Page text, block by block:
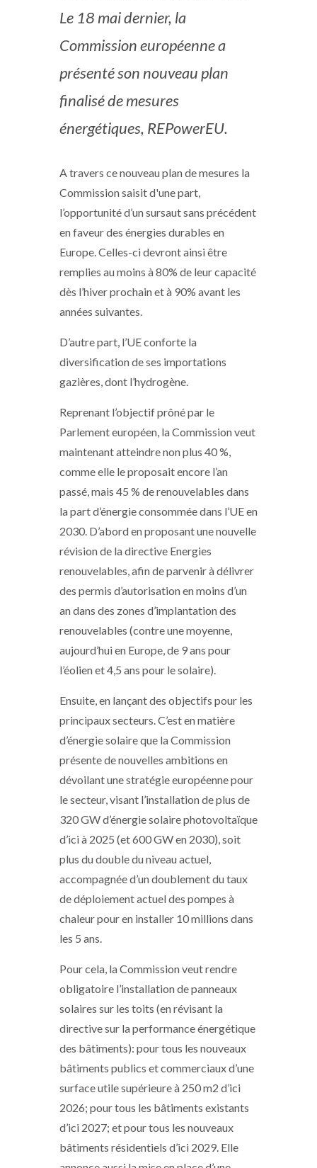
Le 18 mai dernier, la
Commission européenne a
présenté son nouveau plan
finalisé de mesures
énergétiques, REPowerEU.
A travers ce nouveau plan de mesures la
Commission saisit d'une part,
l’opportunité d’un sursaut sans précédent
en faveur des énergies durables en
Europe. Celles-ci devront ainsi être
remplies au moins à 80% de leur capacité
dès l’hiver prochain et à 90% avant les
années suivantes.
D’autre part, l’UE conforte la
diversification de ses importations
gazières, dont l’hydrogène.
Reprenant l’objectif prôné par le
Parlement européen, la Commission veut
maintenant atteindre non plus 40 %,
comme elle le proposait encore l’an
passé, mais 45 % de renouvelables dans
la part d’énergie consommée dans l’UE en
2030. D’abord en proposant une nouvelle
révision de la directive Energies
renouvelables, afin de parvenir à délivrer
des permis d’autorisation en moins d’un
an dans des zones d’implantation des
renouvelables (contre une moyenne,
aujourd’hui en Europe, de 9 ans pour
l’éolien et 4,5 ans pour le solaire).
Ensuite, en lançant des objectifs pour les
principaux secteurs. C’est en matière
d’énergie solaire que la Commission
présente de nouvelles ambitions en
dévoilant une stratégie européenne pour
le secteur, visant l’installation de plus de
320 GW d’énergie solaire photovoltaïque
d’ici à 2025 (et 600 GW en 2030), soit
plus du double du niveau actuel,
accompagnée d’un doublement du taux
de déploiement actuel des pompes à
chaleur pour en installer 10 millions dans
les 5 ans.
Pour cela, la Commission veut rendre
obligatoire l’installation de panneaux
solaires sur les toits (en révisant la
directive sur la performance énergétique
des bâtiments): pour tous les nouveaux
bâtiments publics et commerciaux d’une
surface utile supérieure à 250 m2 d’ici
2026; pour tous les bâtiments existants
d’ici 2027; et pour tous les nouveaux
bâtiments résidentiels d’ici 2029. Elle